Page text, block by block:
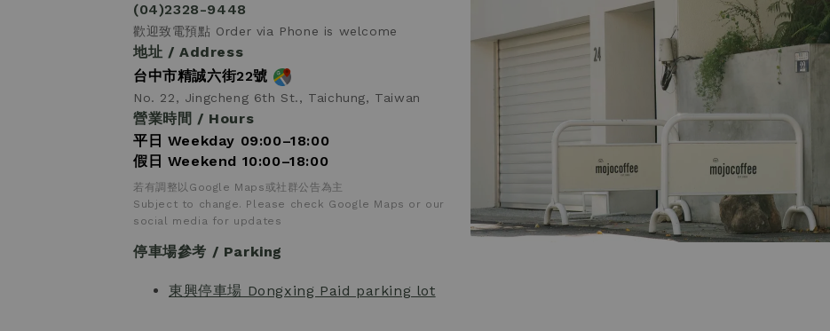
(04)2328-9448
歡迎致電預點 Order via Phone is welcome
地址 / Address
台中市精誠六街22號
No. 22, Jingcheng 6th St., Taichung, Taiwan
營業時間 / Hours
平日 Weekday 09:00–18:00
假日 Weekend 10:00–18:00
若有調整以Google Maps或社群公告為主
Subject to change. Please check Google Maps or our
social media for updates
停車場參考 / Parking
東興停車場 Dongxing Paid parking lot